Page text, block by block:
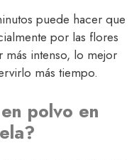
puede hacer que
por las flores
más intenso, lo mejor
más tiempo.
polvo en